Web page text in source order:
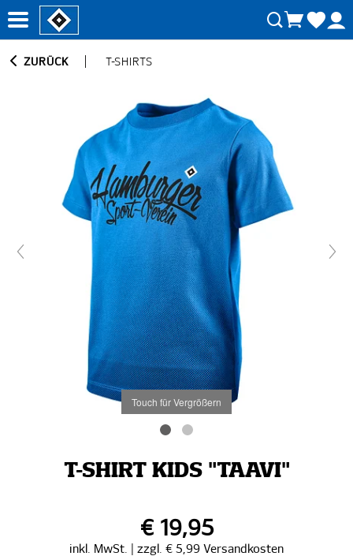
ZURÜCK T-SHIRTS
Touch für Vergrößern
T-SHIRT KIDS "TAAVI"
€ 19,95
inkl. MwSt. | zzgl. € 5,99 Versandkosten